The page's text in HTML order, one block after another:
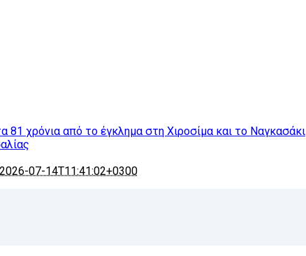
81 χρόνια από το έγκλημα στη Χιροσίμα και το Ναγκασάκι
2026-07-14T11:41:02+0300